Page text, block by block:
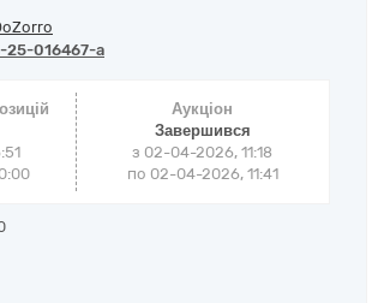
25-016467-a
Аукціон
Завершився
з 02-04-2026, 11:18
по 02-04-2026, 11:41